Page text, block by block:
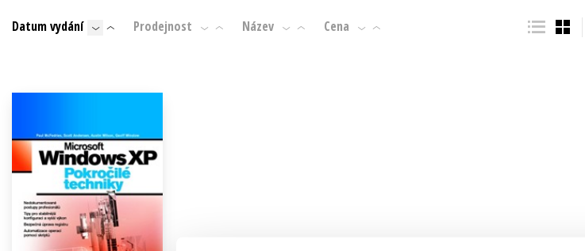
Beletrie pro děti
Byznys a ekonomie
Jazyky
Populárně - naučné pro děti
Datum vydání Prodejnost Název Cena